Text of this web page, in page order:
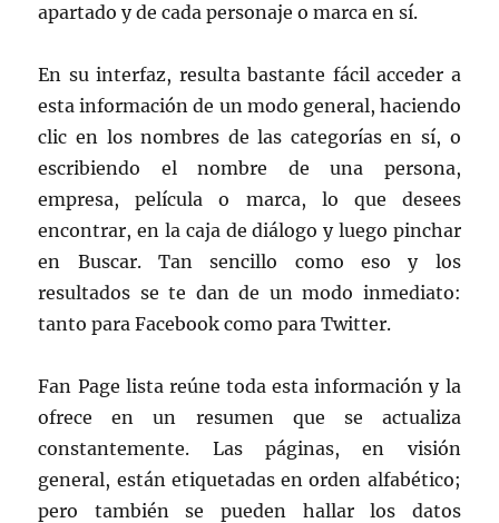
apartado y de cada personaje o marca en sí.
En su interfaz, resulta bastante fácil acceder a
esta información de un modo general, haciendo
clic en los nombres de las categorías en sí, o
escribiendo el nombre de una persona,
empresa, película o marca, lo que desees
encontrar, en la caja de diálogo y luego pinchar
en Buscar. Tan sencillo como eso y los
resultados se te dan de un modo inmediato:
tanto para Facebook como para Twitter.
Fan Page lista reúne toda esta información y la
ofrece en un resumen que se actualiza
constantemente. Las páginas, en visión
general, están etiquetadas en orden alfabético;
pero también se pueden hallar los datos